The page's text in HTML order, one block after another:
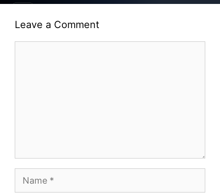
Leave a Comment
Name